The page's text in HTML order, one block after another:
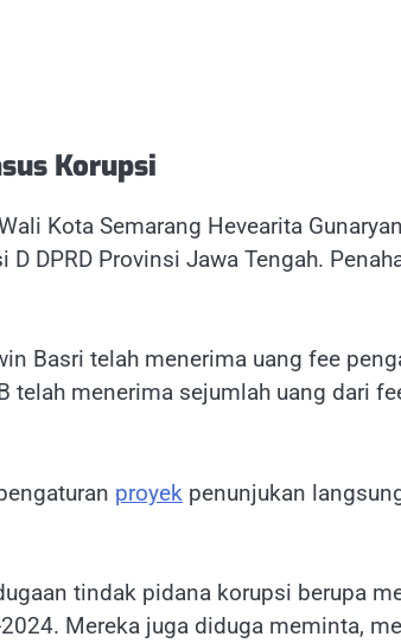
Korupsi
Kota Semarang Hevearita
D DPRD Provinsi Jawa Tengah.
Basri telah menerima uang fee
telah menerima sejumlah uang dari
proyek penunjukan
tindak pidana korupsi berupa
Mereka juga diduga meminta,